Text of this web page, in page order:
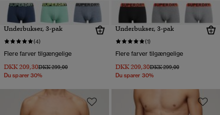
Underbukser, 3-pak
(4)
Flere farver tilgængelige
DKK 209,30Pris nedsat fra
DKK 299,00til
Du sparer 30%
Underbukser, 3-pak
(1)
Flere farver tilgængelige
DKK 209,30Pris nedsat fra
DKK 299,00til
Du sparer 30%